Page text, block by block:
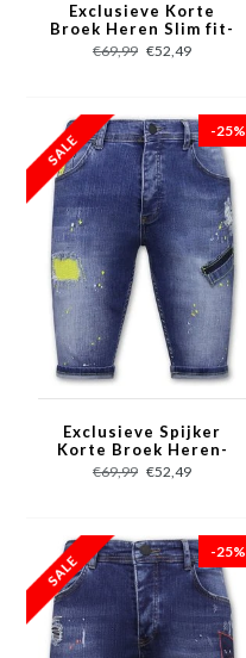
Exclusieve Korte
Broek Heren Slim fit-
1054 - Blauw
€69,99 €52,49
-25%
Exclusieve Spijker
Korte Broek Heren-
1046 - Blauw
€69,99 €52,49
-25%